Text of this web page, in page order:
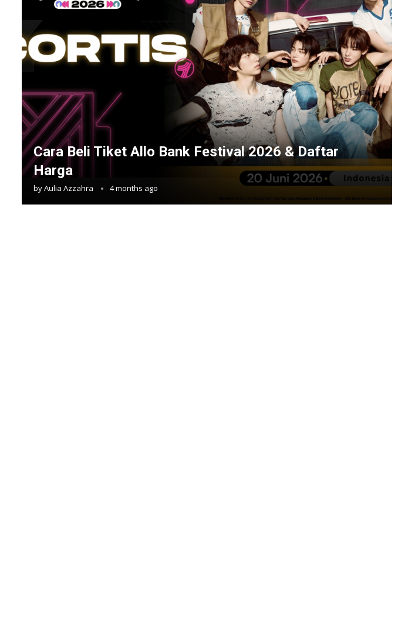
Cara Beli Tiket Allo Bank Festival 2026 & Daftar
Harga
byAulia Azzahra 4 months ago